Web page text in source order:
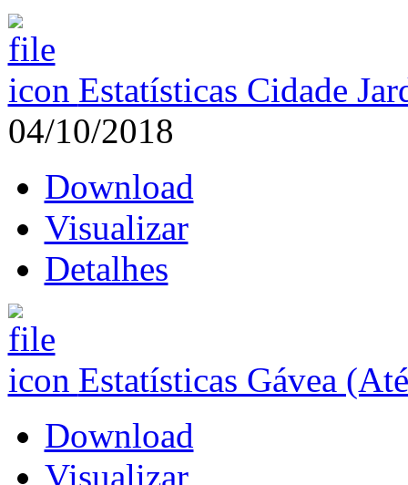
Estatísticas Cidade
04/10/2018
Download
Visualizar
Detalhes
Estatísticas Gávea
Download
Visualizar